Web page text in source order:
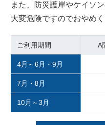
また、防災護岸やケイソ
大変危険ですのでおやめく
ご利用期間 A
4月～6月・9月
7月・8月
10月～3月